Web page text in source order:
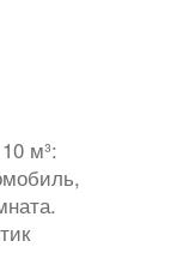
м³: